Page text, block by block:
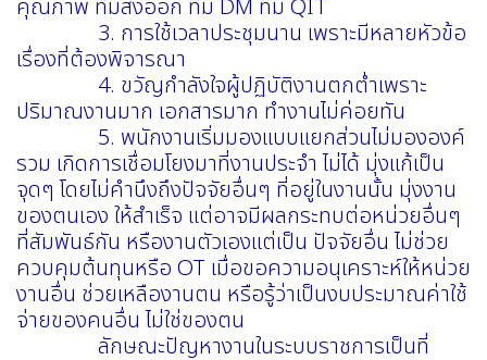
คุณภาพ ทีมส่งออก ทีม DM ทีม QIT
3. การใช้เวลาประชุมนาน เพราะมีหลายหัวข้อ
เรื่องที่ต้องพิจารณา
4. ขวัญกำลังใจผู้ปฏิบัติงานตกต่ำเพราะ
ปริมาณงานมาก เอกสารมาก ทำงานไม่ค่อยทัน
5. พนักงานเริ่มมองแบบแยกส่วนไม่มององค์
รวม เกิดการเชื่อมโยงมาที่งานประจำ ไม่ได้ มุ่งแก้เป็น
จุดๆ โดยไม่คำนึงถึงปัจจัยอื่นๆ ที่อยู่ในงานนั้น มุ่งงาน
ของตนเอง ให้สำเร็จ แต่อาจมีผลกระทบต่อหน่วยอื่นๆ
ที่สัมพันธ์กัน หรืองานตัวเองแต่เป็น ปัจจัยอื่น ไม่ช่วย
ควบคุมต้นทุนหรือ OT เมื่อขอความอนุเคราะห์ให้หน่วย
งานอื่น ช่วยเหลืองานตน หรือรู้ว่าเป็นงบประมาณค่าใช้
จ่ายของคนอื่น ไม่ใช่ของตน
ลักษณะปัญหางานในระบบราชการเป็นที่